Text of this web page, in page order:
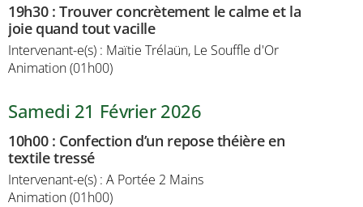
19h30:Trouver concrètement le calme et la
joie quand tout vacille
Intervenant-e(s) : Maïtie Trélaün, Le Souffle d'Or
Animation (01h00)
Samedi 21 Février 2026
10h00: Confection d’un repose théière en
textile tressé
Intervenant-e(s) : A Portée 2 Mains
Animation (01h00)